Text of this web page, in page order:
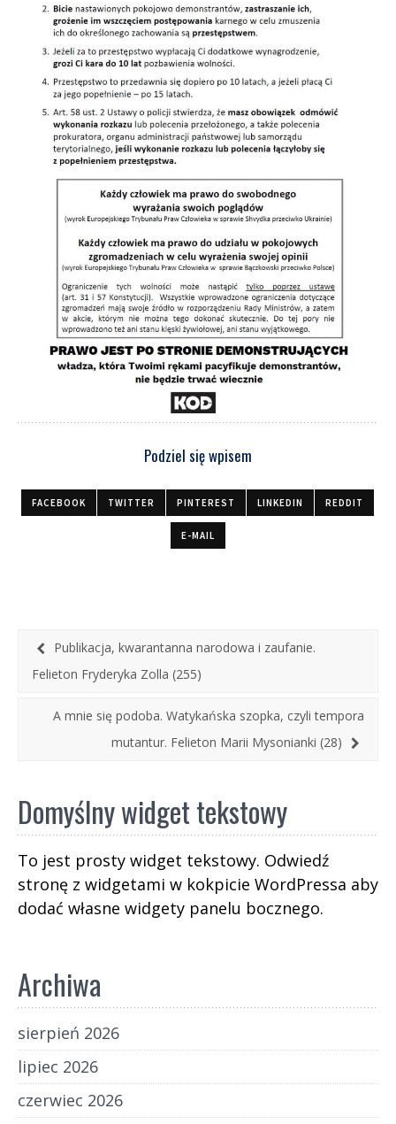
Podziel się wpisem
FACEBOOK TWITTER PINTEREST LINKEDIN REDDIT
E-MAIL
Publikacja, kwarantanna narodowa i zaufanie.
Felieton Fryderyka Zolla (255)
A mnie się podoba. Watykańska szopka, czyli tempora
mutantur. Felieton Marii Mysonianki (28)
Domyślny widget tekstowy
To jest prosty widget tekstowy. Odwiedź
stronę z widgetami w kokpicie WordPressa aby
dodać własne widgety panelu bocznego.
Archiwa
sierpień 2026
lipiec 2026
czerwiec 2026